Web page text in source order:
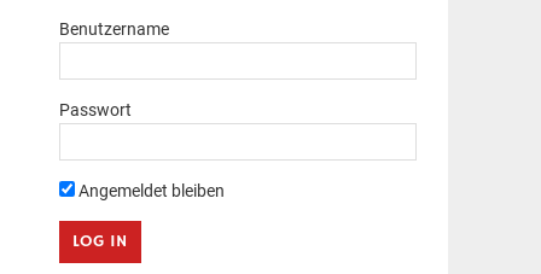
Benutzername
Passwort
Angemeldet bleiben